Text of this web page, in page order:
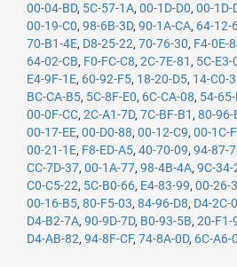
00-04-BD, 5C-57-1A, 00-1D-D0, 00-1D-
00-19-C0, 98-6B-3D, 90-1A-CA, 64-12-
70-B1-4E, D8-25-22, 70-76-30, F4-0E-
64-02-CB, F0-FC-C8, 2C-7E-81 , 5C-E3-
E4-9F-1E, 60-92-F5, 18-20-D5, 14-C0-
BC-CA-B5, 5C-8F-E0, 6C-CA-08, 54-65-
00-0F-CC, 2C-A1-7D, 7C-BF-B1 , 80-96-
00-17-EE, 00-D0-88, 00-12-C9, 00-1C-
00-21-1E, F8-ED-A5, 40-70-09, 94-87-
CC-7D-37, 00-1A-77, 98-4B-4A, 9C-34-
C0-C5-22, 5C-B0-66, E4-83-99, 00-26-
00-16-B5, 80-F5-03, 84-96-D8, D4-2C-
D4-B2-7A, 90-9D-7D, B0-93-5B, 20-F1-
D4-AB-82, 94-8F-CF, 74-8A-0D, 6C-A6-